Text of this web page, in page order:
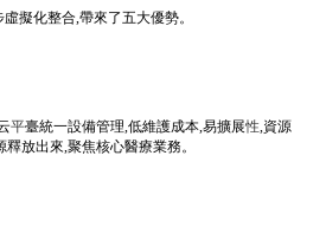
擬化整合,帶來了五大優勢。
平臺統一設備管理,低維護成本,易擴展性 ,資源
放出來,聚焦核心醫療業務。